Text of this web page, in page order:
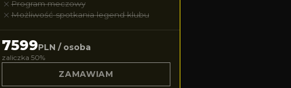
Program meczowy
Możliwość spotkania legend klubu
7599PLN / osoba
zaliczka 50%
ZAMAWIAM